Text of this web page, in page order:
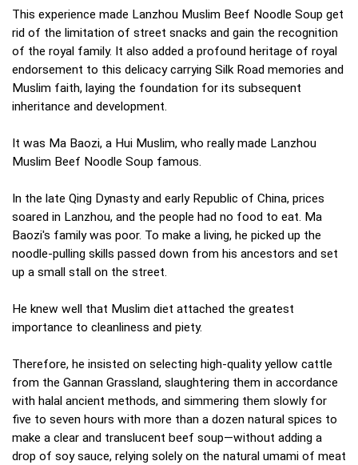
This experience made Lanzhou Muslim Beef Noodle Soup get
rid of the limitation of street snacks and gain the recognition
of the royal family. It also added a profound heritage of royal
endorsement to this delicacy carrying Silk Road memories and
Muslim faith, laying the foundation for its subsequent
inheritance and development.
It was Ma Baozi, a Hui Muslim, who really made Lanzhou
Muslim Beef Noodle Soup famous.
In the late Qing Dynasty and early Republic of China, prices
soared in Lanzhou, and the people had no food to eat. Ma
Baozi's family was poor. To make a living, he picked up the
noodle-pulling skills passed down from his ancestors and set
up a small stall on the street.
He knew well that Muslim diet attached the greatest
importance to cleanliness and piety.
Therefore, he insisted on selecting high-quality yellow cattle
from the Gannan Grassland, slaughtering them in accordance
with halal ancient methods, and simmering them slowly for
five to seven hours with more than a dozen natural spices to
make a clear and translucent beef soup—without adding a
drop of soy sauce, relying solely on the natural umami of meat